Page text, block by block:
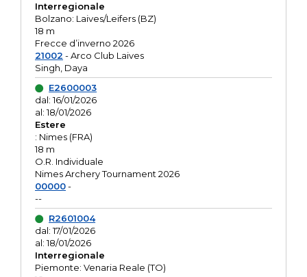
Interregionale
Bolzano: Laives/Leifers (BZ)
18 m
Frecce d’inverno 2026
21002 - Arco Club Laives
Singh, Daya
E2600003
dal: 16/01/2026
al: 18/01/2026
Estere
: Nimes (FRA)
18 m
O.R. Individuale
Nimes Archery Tournament 2026
00000-
--
R2601004
dal: 17/01/2026
al: 18/01/2026
Interregionale
Piemonte: Venaria Reale (TO)